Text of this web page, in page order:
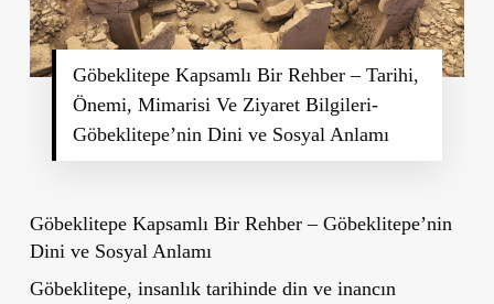
Göbeklitepe Kapsamlı Bir Rehber – Tarihi,
Önemi, Mimarisi Ve Ziyaret Bilgileri-
Göbeklitepe’nin Dini ve Sosyal Anlamı
Göbeklitepe Kapsamlı Bir Rehber – Göbeklitepe’nin
Dini ve Sosyal Anlamı
Göbeklitepe, insanlık tarihinde din ve inancın